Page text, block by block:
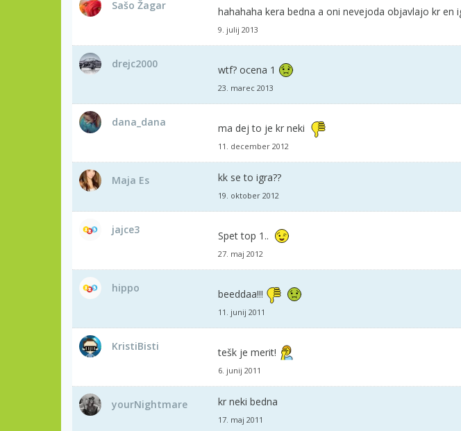
Sašo Žagar hahahaha kera bedna a oni nevejoda objavlajo kr en
9. julij 2013
drejc2000 wtf? ocena 1
23. marec 2013
dana_dana ma dej to je kr neki
11. december 2012
Maja Es kk se to igra??
19. oktober 2012
jajce3 Spet top 1..
27. maj 2012
hippo beeddaa!!!
11. junij 2011
KristiBisti tešk je merit!
6. junij 2011
yourNightmare kr neki bedna
17. maj 2011